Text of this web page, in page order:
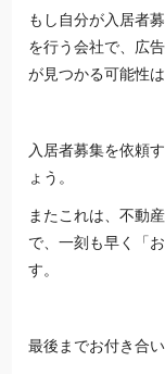
もし自分が入居者
を行う会社で、広
が見つかる可能性
入居者募集を依頼
ょう。
またこれは、不動
で、一刻も早く「
す。
最後までお付き合